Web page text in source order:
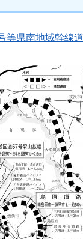
等県南地域幹線